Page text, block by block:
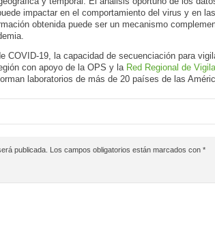
impactar en el comportamiento del virus y en
obtenida puede ser un mecanismo
COVID-19, la capacidad de secuenciación para
con apoyo de la OPS y la Red Regional de
laboratorios de más de 20 países de las
publicada. Los campos obligatorios están marcados con *